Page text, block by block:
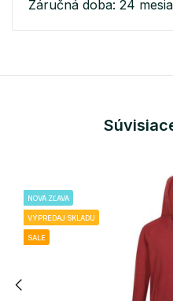
Záručná doba: 24
NOVÁ ZĽAVA
VÝPREDAJ SKLADU
SALE